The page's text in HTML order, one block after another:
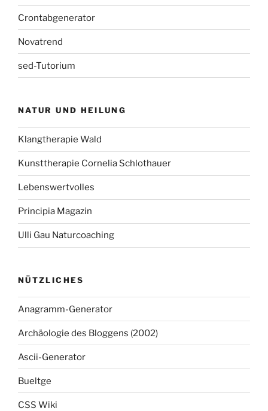
Crontabgenerator
Novatrend
sed-Tutorium
NATUR UND HEILUNG
Klangtherapie Wald
Kunsttherapie Cornelia Schlothauer
Lebenswertvolles
Principia Magazin
Ulli Gau Naturcoaching
NÜTZLICHES
Anagramm-Generator
Archäologie des Bloggens (2002)
Ascii-Generator
Bueltge
CSS Wiki